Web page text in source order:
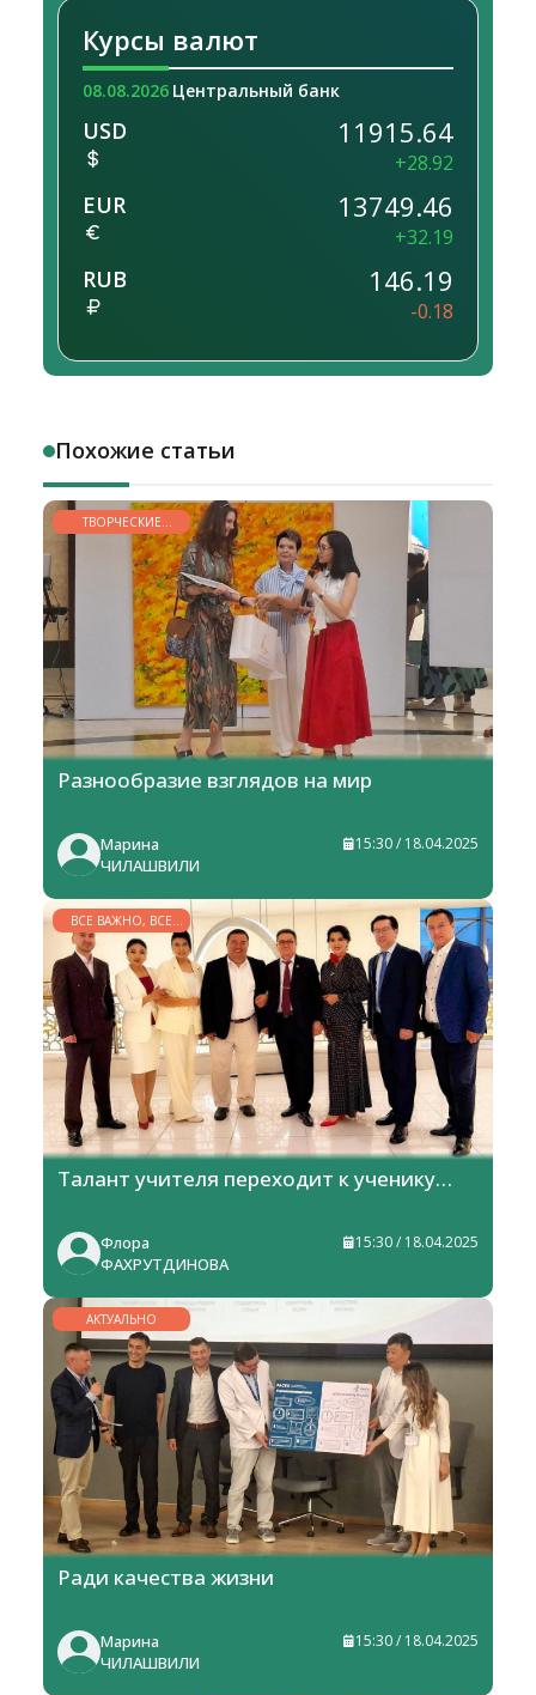
Курсы валют
08.08.2026 Центральный банк
USD 11915.64
+28.92
EUR 13749.46
+32.19
RUB 146.19
-0.18
Похожие статьи
ТВОРЧЕСКИЕ
ГОРИЗОНТЫ
Разнообразие взглядов на мир
Марина
ЧИЛАШВИЛИ
15:30 / 18.04.2025
ВСЕ ВАЖНО, ВСЕ
НУЖНО
Талант учителя переходит к ученику…
Флора
ФАХРУТДИНОВА
15:30 / 18.04.2025
АКТУАЛЬНО
Ради качества жизни
Марина
ЧИЛАШВИЛИ
15:30 / 18.04.2025